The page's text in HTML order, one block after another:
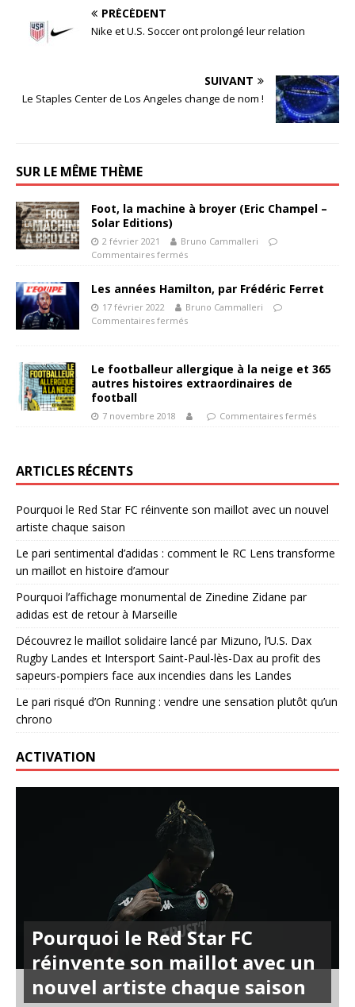
PRÉCÉDENT
Nike et U.S. Soccer ont prolongé leur relation
SUIVANT
Le Staples Center de Los Angeles change de nom !
SUR LE MÊME THÈME
Foot, la machine à broyer (Eric Champel –
Solar Editions)
2 février 2021
Bruno Cammalleri
Commentaires fermés
Les années Hamilton, par Frédéric Ferret
17 février 2022
Bruno Cammalleri
Commentaires fermés
Le footballeur allergique à la neige et 365
autres histoires extraordinaires de
football
7 novembre 2018 Commentaires fermés
ARTICLES RÉCENTS
Pourquoi le Red Star FC réinvente son maillot avec un nouvel
artiste chaque saison
Le pari sentimental d’adidas : comment le RC Lens transforme
un maillot en histoire d’amour
Pourquoi l’affichage monumental de Zinedine Zidane par
adidas est de retour à Marseille
Découvrez le maillot solidaire lancé par Mizuno, l’U.S. Dax
Rugby Landes et Intersport Saint-Paul-lès-Dax au profit des
sapeurs-pompiers face aux incendies dans les Landes
Le pari risqué d’On Running : vendre une sensation plutôt qu’un
chrono
ACTIVATION
Pourquoi le Red Star FC
réinvente son maillot avec un
nouvel artiste chaque saison